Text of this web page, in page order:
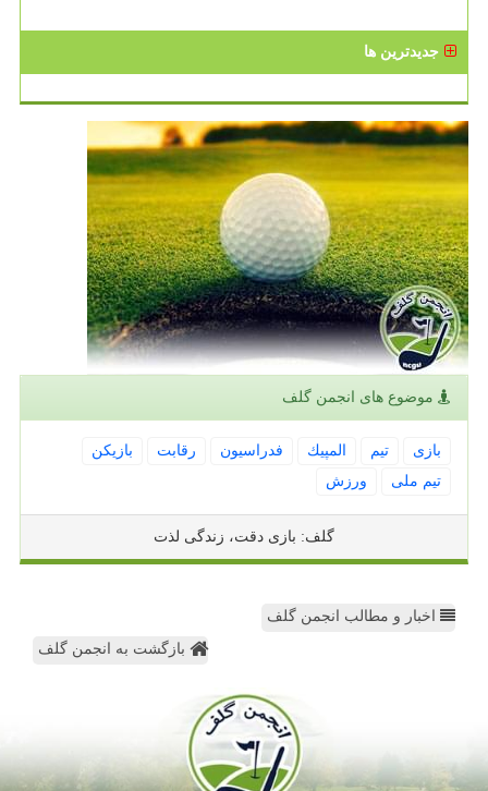
جدیدترین ها
موضوع های انجمن گلف
بازی تیم المپیك فدراسیون رقابت
بازیكن
تیم ملی
ورزش
گلف: بازی دقت، زندگی لذت
اخبار و مطالب انجمن گلف
بازگشت به انجمن گلف